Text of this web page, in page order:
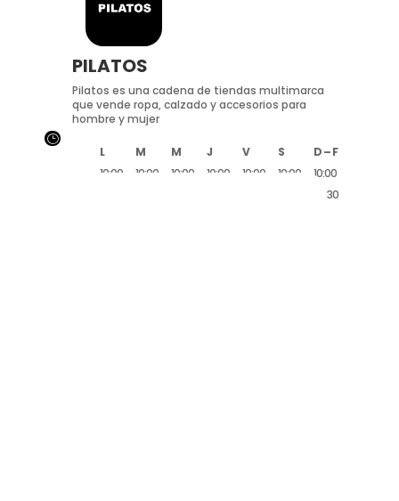
PILATOS
Pilatos es una cadena de tiendas multimarca
que vende ropa, calzado y accesorios para
hombre y mujer
L M M J V S
D – F
10:00
10:00
10:00
10:00
10:00
10:00
10:00
20:30
}